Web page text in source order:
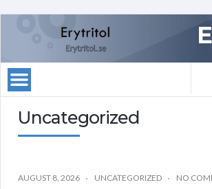
Uncategorized
AUGUST 8, 2026 UNCATEGORIZED NO